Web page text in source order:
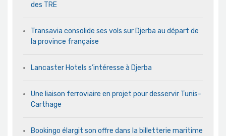
des TRE
Transavia consolide ses vols sur Djerba au départ de
la province française
Lancaster Hotels s’intéresse à Djerba
Une liaison ferroviaire en projet pour desservir Tunis-
Carthage
Bookingo élargit son offre dans la billetterie maritime